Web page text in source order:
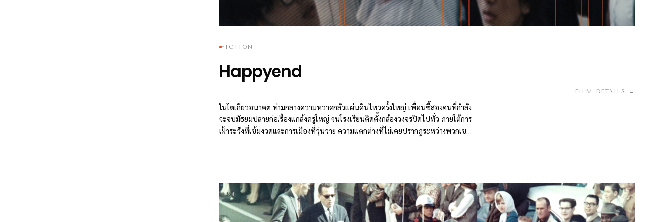
FICTION
Happyend
FILM DETAILS →
ในโตเกียวอนาคต ท่ามกลางความหวาดกลัวแผ่นดินไหวครั้งใหญ่ เพื่อนซี้สองคนที่กำลัง
จะจบมัธยมปลายก่อเรื่องแกล้งครูใหญ่ จนโรงเรียนติดตั้งกล้องวงจรปิดไปทั่ว ภายใต้การ
เฝ้าระวังที่เข้มงวดและการเมืองที่วุ่นวาย ความแตกต่างที่ไม่เคยปรากฏระหว่างพวกเขา
04